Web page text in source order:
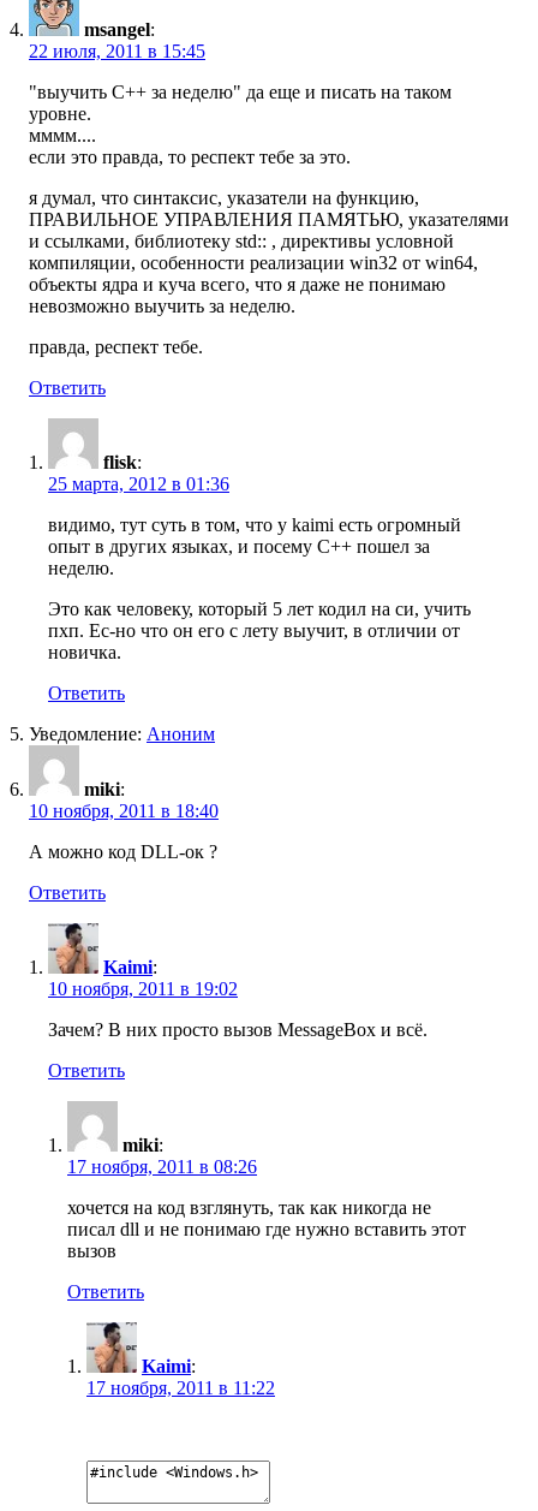
msangel:
22 июля, 2011 в 15:45
"выучить C++ за неделю" да еще и писать на таком
уровне.
мммм....
если это правда, то респект тебе за это.
я думал, что синтаксис, указатели на функцию,
ПРАВИЛЬНОЕ УПРАВЛЕНИЯ ПАМЯТЬЮ, указателями
и ссылками, библиотеку std:: , директивы условной
компиляции, особенности реализации win32 от win64,
объекты ядра и куча всего, что я даже не понимаю
невозможно выучить за неделю.
правда, респект тебе.
Ответить
flisk:
25 марта, 2012 в 01:36
видимо, тут суть в том, что у kaimi есть огромный
опыт в других языках, и посему С++ пошел за
неделю.
Это как человеку, который 5 лет кодил на си, учить
пхп. Ес-но что он его с лету выучит, в отличии от
новичка.
Ответить
Уведомление: Аноним
miki:
10 ноября, 2011 в 18:40
А можно код DLL-ок ?
Ответить
Kaimi:
10 ноября, 2011 в 19:02
Зачем? В них просто вызов MessageBox и всё.
Ответить
miki:
17 ноября, 2011 в 08:26
хочется на код взглянуть, так как никогда не
писал dll и не понимаю где нужно вставить этот
вызов
Ответить
Kaimi:
17 ноября, 2011 в 11:22